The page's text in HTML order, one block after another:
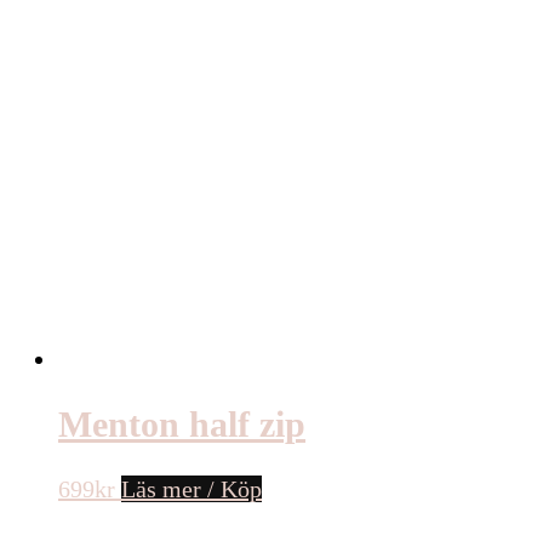
Menton half zip
699kr Läs mer / Köp